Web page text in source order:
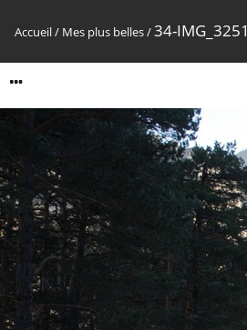
Accueil/ Mes plus belles/34-IMG_3251